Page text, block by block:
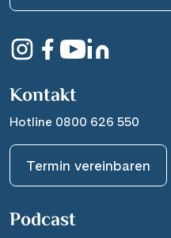
Kontakt
Hotline 0800 626 550
Termin vereinbaren
Podcast